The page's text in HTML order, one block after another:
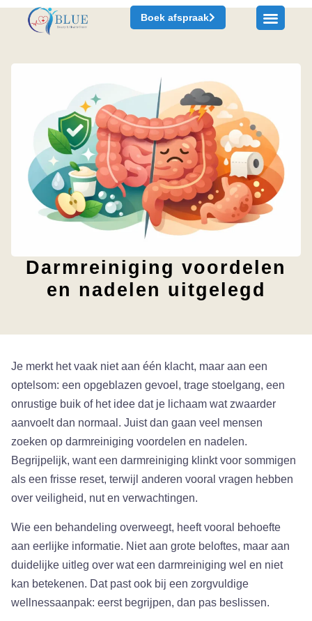
Boek afspraak
Darmreiniging voordelen
en nadelen uitgelegd
Je merkt het vaak niet aan één klacht, maar aan een
optelsom: een opgeblazen gevoel, trage stoelgang, een
onrustige buik of het idee dat je lichaam wat zwaarder
aanvoelt dan normaal. Juist dan gaan veel mensen
zoeken op darmreiniging voordelen en nadelen.
Begrijpelijk, want een darmreiniging klinkt voor sommigen
als een frisse reset, terwijl anderen vooral vragen hebben
over veiligheid, nut en verwachtingen.
Wie een behandeling overweegt, heeft vooral behoefte
aan eerlijke informatie. Niet aan grote beloftes, maar aan
duidelijke uitleg over wat een darmreiniging wel en niet
kan betekenen. Dat past ook bij een zorgvuldige
wellnessaanpak: eerst begrijpen, dan pas beslissen.